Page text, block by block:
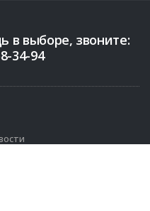
в выборе, звоните:
34-94